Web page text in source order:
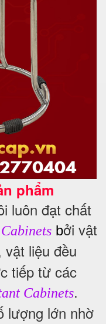
phẩm
luôn đạt chất
bởi vật
vật liệu đều
tiếp từ các
Cabinets.
lượng lớn nhờ